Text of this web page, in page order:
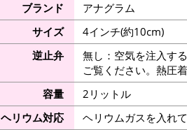
ブランド
アナグラム
サイズ
4インチ(約10cm)
逆止弁
無し：空気を注入す
ご覧ください。熱圧
容量
2リットル
ヘリウム対応
ヘリウムガスを入れ